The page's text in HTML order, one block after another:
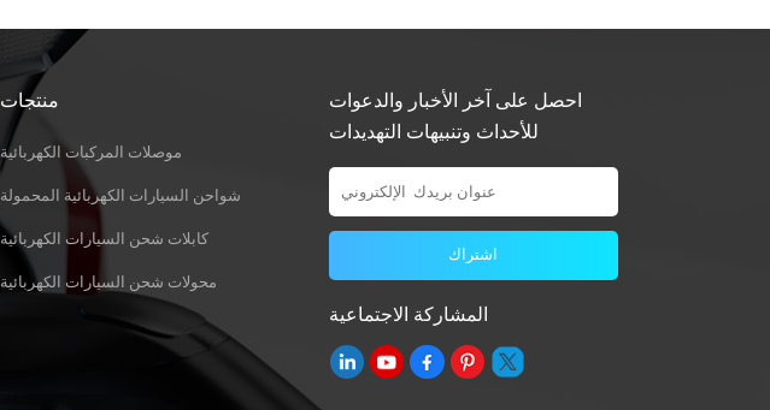
منتجات
موصلات المركبات الكهربائية
شواحن السيارات الكهربائية المحمولة
كابلات شحن السيارات الكهربائية
محولات شحن السيارات الكهربائية
احصل على آخر الأخبار والدعوات
للأحداث وتنبيهات التهديدات
المشاركة الاجتماعية